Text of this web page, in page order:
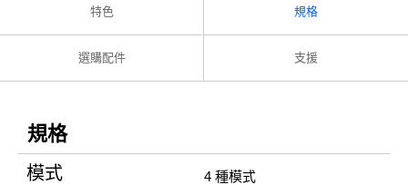
特色 規格
選購配件 支援
規格
模式
4 種模式